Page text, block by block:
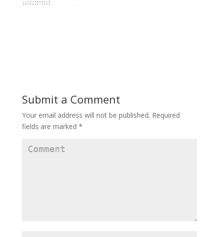
Submit a Comment
Your email address will not be published. Required
fields are marked *